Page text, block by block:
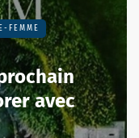
FEMME
avec